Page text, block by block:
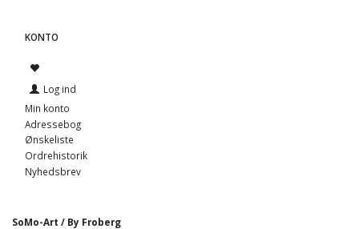
KONTO
Log ind
Min konto
Adressebog
Ønskeliste
Ordrehistorik
Nyhedsbrev
SoMo-Art / By Froberg